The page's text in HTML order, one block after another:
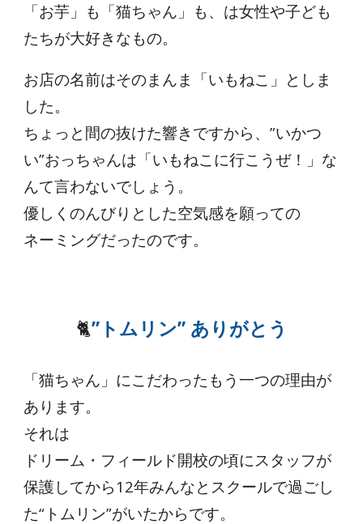
「お芋」も「猫ちゃん」も、は女性や子ども
たちが大好きなもの。
お店の名前はそのまんま「いもねこ」としま
した。
ちょっと間の抜けた響きですから、”いかつ
い”おっちゃんは「いもねこに行こうぜ！」な
んて言わないでしょう。
優しくのんびりとした空気感を願っての
ネーミングだったのです。
🐈”トムリン” ありがとう
「猫ちゃん」にこだわったもう一つの理由が
あります。
それは
ドリーム・フィールド開校の頃にスタッフが
保護してから12年みんなとスクールで過ごし
た“トムリン”がいたからです。